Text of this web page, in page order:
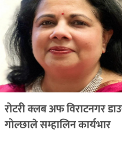
रोटरी क्लब अफ विराटनगर
गोल्छाले सम्हालिन कार्यभार